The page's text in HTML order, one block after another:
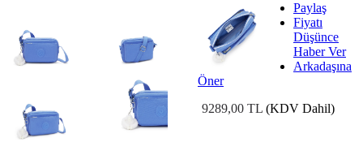
Paylaş
Fiyatı
Düşünce
Haber Ver
Arkadaşına
Öner
9289,00 TL (KDV Dahil)